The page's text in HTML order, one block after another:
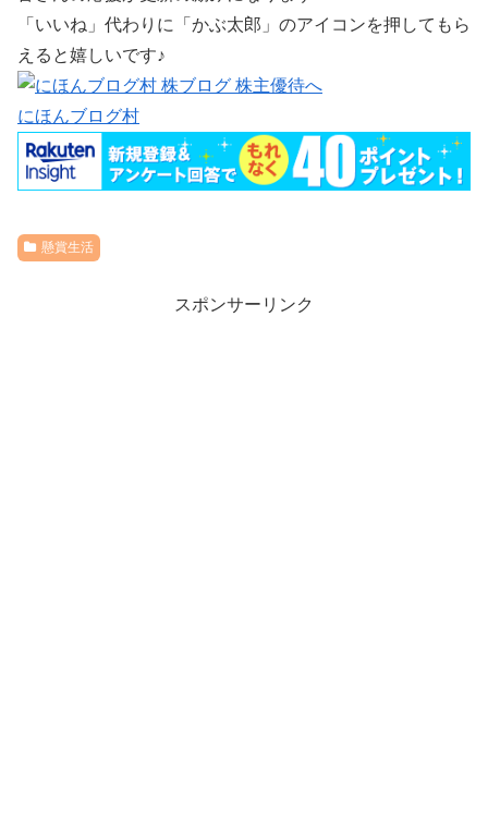
「いいね」代わりに「かぶ太郎」のアイコンを押してもら
えると嬉しいです♪
にほんブログ村
懸賞生活
スポンサーリンク